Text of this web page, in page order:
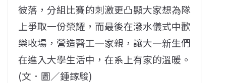
彼落，分組比賽的刺激更凸顯大家想為隊
上爭取一份榮耀，而最後在潑水儀式中歡
樂收場，營造醫工一家親，讓大一新生們
在進入大學生活中，在系上有家的溫暖。
(文．圖／鍾鎵駿)